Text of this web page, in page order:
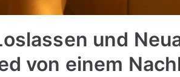
und
von einem